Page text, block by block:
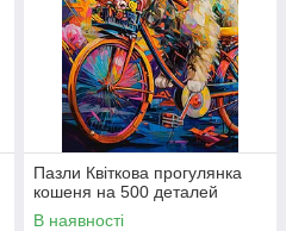
Пазли Квіткова прогулянка
кошеня на 500 деталей
В наявності